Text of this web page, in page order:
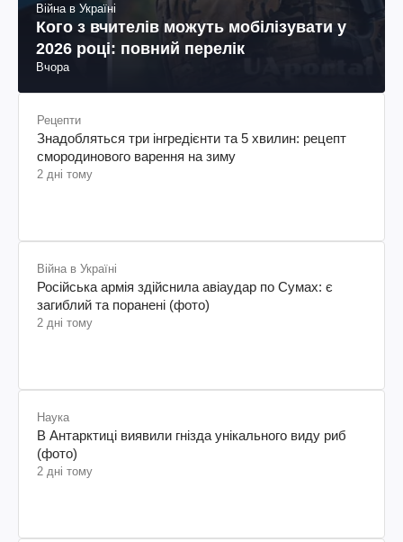
Війна в Україні
Кого з вчителів можуть мобілізувати у
2026 році: повний перелік
Вчора
Рецепти
Знадобляться три інгредієнти та 5 хвилин: рецепт
смородинового варення на зиму
2 дні тому
Війна в Україні
Російська армія здійснила авіаудар по Сумах: є
загиблий та поранені (фото)
2 дні тому
Наука
В Антарктиці виявили гнізда унікального виду риб
(фото)
2 дні тому